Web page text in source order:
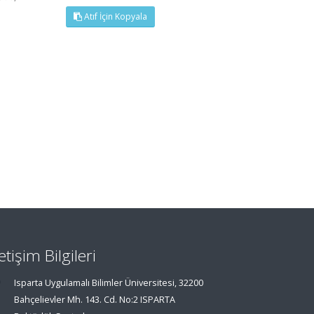
Atıf İçin Kopyala
Bilgileri
Isparta Uygulamalı Bilimler Üniversitesi, 32200
Bahçelievler Mh. 143. Cd. No:2 ISPARTA